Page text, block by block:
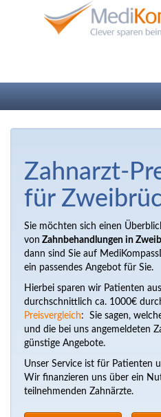
Zahnarzt-
für
Sie möchten sich einen
von Zahnbehandlungen in
dann sind Sie auf
ein passendes Angebot für Sie.
Hierbei sparen wir Patienten
durchschnittlich ca. 1000€
Preisvergleich: Sie sagen,
und die bei uns angemeldeten
günstige Angebote.
Unser Service ist für Patienten
Wir finanzieren uns über ein
teilnehmenden Zahnärzte.